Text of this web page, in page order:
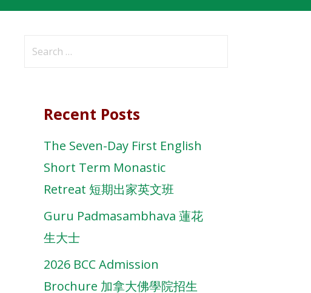
Search
Recent Posts
The Seven-Day First English
Short Term Monastic
Retreat 短期出家英文班
Guru Padmasambhava 蓮花
生大士
2026 BCC Admission
Brochure 加拿大佛學院招生